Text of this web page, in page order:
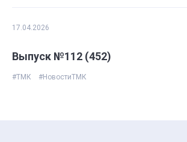
17.04.2026
Выпуск №112 (452)
#ТМК #НовостиТМК